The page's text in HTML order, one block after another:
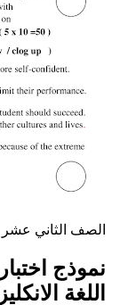
عشر لغة انجليزية